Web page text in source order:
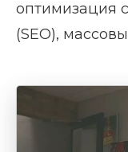
оптимизация
(SEO),